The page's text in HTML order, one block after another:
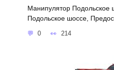
Манипулятор Подольское
Подольское шоссе,
0 214